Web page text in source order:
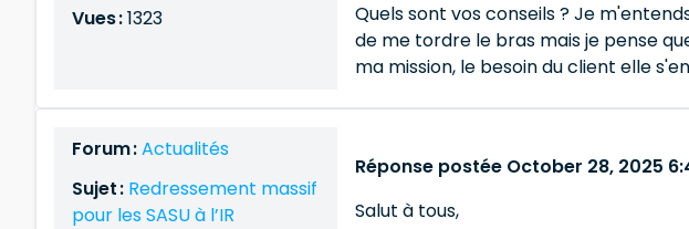
Vues :1323
Quels sont vos conseils ? Je
de me tordre le bras mais je pense
ma mission, le besoin du client elle
Forum :Actualités
Sujet : Redressement massif
pour les SASU à l’IR
Réponse postée October 28, 2025
Salut à tous,